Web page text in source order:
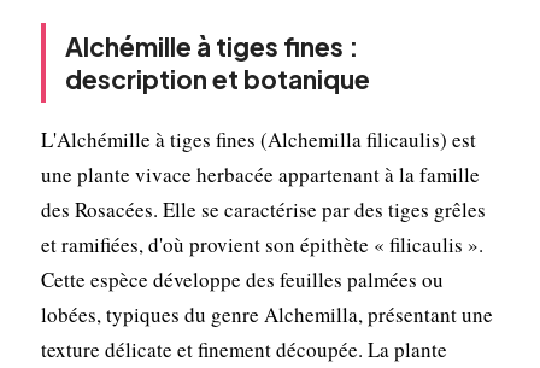
Alchémille à tiges fines :
description et botanique
L'Alchémille à tiges fines (Alchemilla filicaulis) est
une plante vivace herbacée appartenant à la famille
des Rosacées. Elle se caractérise par des tiges grêles
et ramifiées, d'où provient son épithète « filicaulis ».
Cette espèce développe des feuilles palmées ou
lobées, typiques du genre Alchemilla, présentant une
texture délicate et finement découpée. La plante